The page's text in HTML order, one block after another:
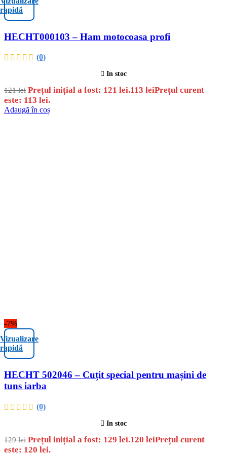
rapidă
HECHT000103 – Ham motocoasa profi
(0)
In stoc
121lei Prețul inițial a fost: 121 lei.113 leiPrețul curent
este: 113 lei.
Adaugă în coș
-7%
Vizualizare
rapidă
HECHT 502046 – Cuțit special pentru mașini de
tuns iarba
(0)
In stoc
129lei Prețul inițial a fost: 129 lei.120 leiPrețul curent
este: 120 lei.